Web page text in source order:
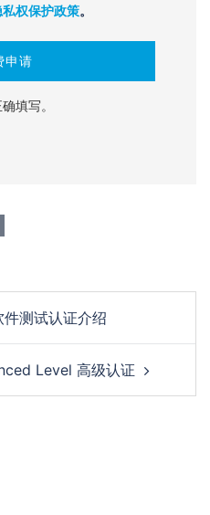
私权保护政策。
填写。
件测试认证介绍
Level 高级认证